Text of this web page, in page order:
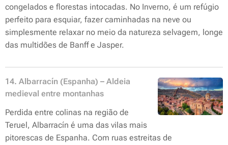
congelados e florestas intocadas. No Inverno, é um refúgio
perfeito para esquiar, fazer caminhadas na neve ou
simplesmente relaxar no meio da natureza selvagem, longe
das multidões de Banff e Jasper.
14. Albarracín (Espanha) – Aldeia
medieval entre montanhas
Perdida entre colinas na região de
Teruel, Albarracín é uma das vilas mais
pitorescas de Espanha. Com ruas estreitas de